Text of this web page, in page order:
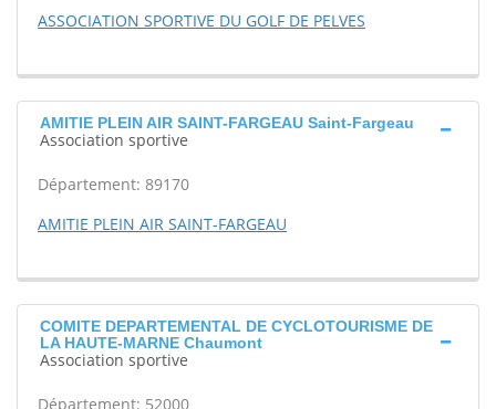
ASSOCIATION SPORTIVE DU GOLF DE PELVES
AMITIE PLEIN AIR SAINT-FARGEAU Saint-Fargeau
Association sportive
Département: 89170
AMITIE PLEIN AIR SAINT-FARGEAU
COMITE DEPARTEMENTAL DE CYCLOTOURISME DE
LA HAUTE-MARNE Chaumont
Association sportive
Département: 52000